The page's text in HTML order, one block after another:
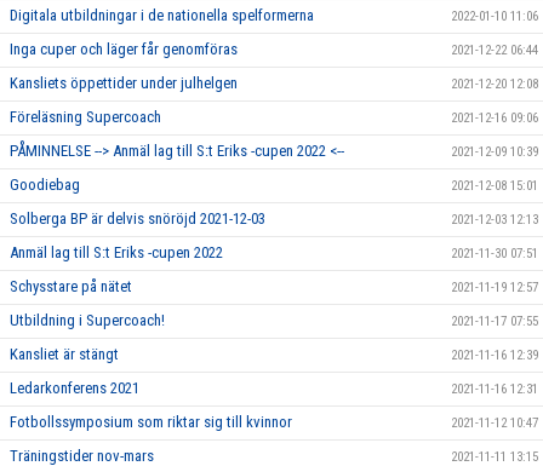
Digitala utbildningar i de nationella spelformerna 2022-01-10 11:06
Inga cuper och läger får genomföras 2021-12-22 06:44
Kansliets öppettider under julhelgen 2021-12-20 12:08
Föreläsning Supercoach 2021-12-16 09:06
PÅMINNELSE --> Anmäl lag till S:t Eriks -cupen 2022 <-- 2021-12-09 10:39
Goodiebag 2021-12-08 15:01
Solberga BP är delvis snöröjd 2021-12-03 2021-12-03 12:13
Anmäl lag till S:t Eriks -cupen 2022 2021-11-30 07:51
Schysstare på nätet 2021-11-19 12:57
Utbildning i Supercoach! 2021-11-17 07:55
Kansliet är stängt 2021-11-16 12:39
Ledarkonferens 2021 2021-11-16 12:31
Fotbollssymposium som riktar sig till kvinnor 2021-11-12 10:47
Träningstider nov-mars 2021-11-11 13:15